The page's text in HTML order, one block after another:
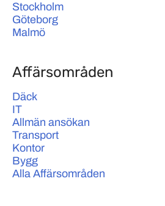
Stockholm
Göteborg
Malmö
Affärsområden
Däck
IT
Allmän ansökan
Transport
Kontor
Bygg
Alla Affärsområden